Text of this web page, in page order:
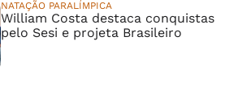
NATAÇÃO PARALÍMPICA
William Costa destaca conquistas
pelo Sesi e projeta Brasileiro